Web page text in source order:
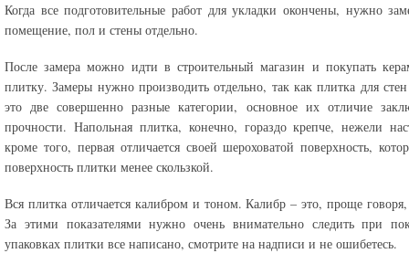
Когда все подготовительные работ для укладки окончены, нужно
помещение, пол и стены отдельно.
После замера можно идти в строительный магазин и покупать
плитку. Замеры нужно производить отдельно, так как плитка для
это две совершенно разные категории, основное их отличие
прочности. Напольная плитка, конечно, гораздо крепче, нежели
кроме того, первая отличается своей шероховатой поверхность,
поверхность плитки менее скользкой.
Вся плитка отличается калибром и тоном. Калибр – это, проще
За этими показателями нужно очень внимательно следить при
упаковках плитки все написано, смотрите на надписи и не ошибетесь.